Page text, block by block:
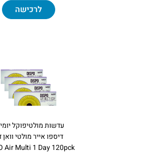
לרכישה
עדשות מולטיפוקל
דיספו אייר מולטי וואן
Air Multi 1 Day 120pck